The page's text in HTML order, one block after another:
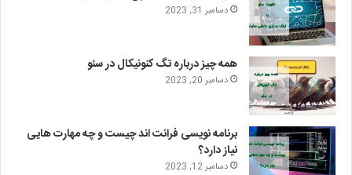
دسامبر 31, 2023
همه چیز درباره تگ کنونیکال در سئو
دسامبر 20, 2023
برنامه نویسی فرانت اند چیست و چه مهارت هایی
نیاز دارد؟
دسامبر 12, 2023